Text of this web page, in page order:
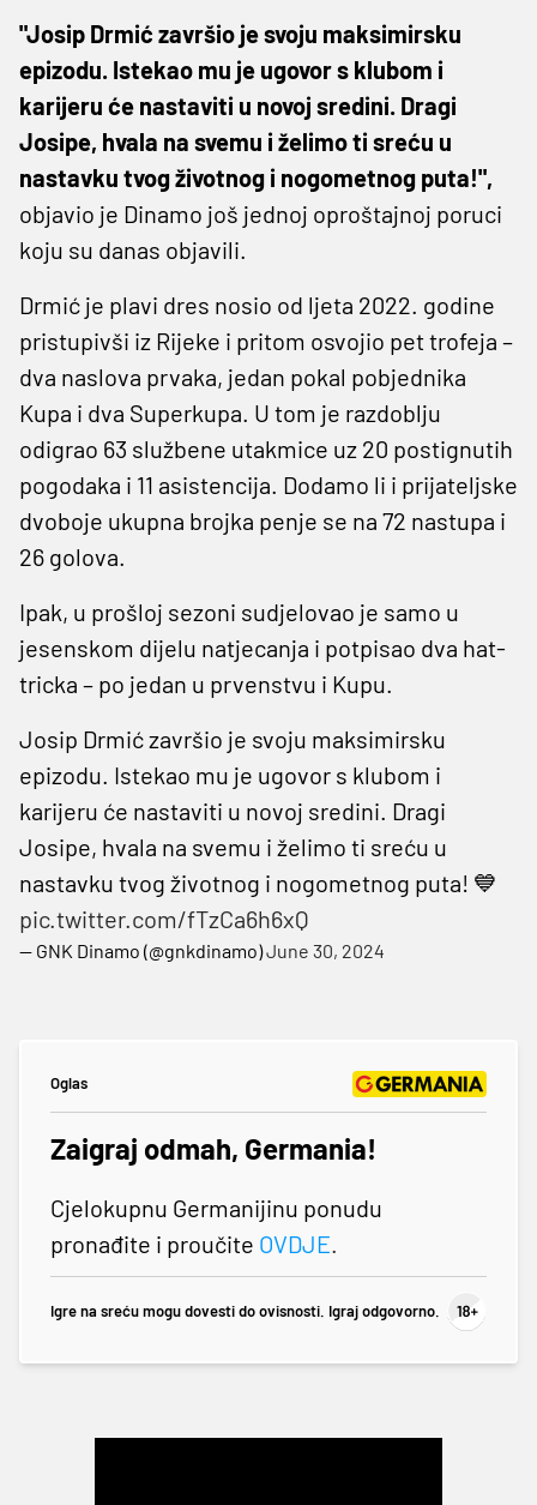
"Josip Drmić završio je svoju maksimirsku
epizodu. Istekao mu je ugovor s klubom i
karijeru će nastaviti u novoj sredini. Dragi
Josipe, hvala na svemu i želimo ti sreću u
nastavku tvog životnog i nogometnog puta!",
objavio je Dinamo još jednoj oproštajnoj poruci
koju su danas objavili.
Drmić je plavi dres nosio od ljeta 2022. godine
pristupivši iz Rijeke i pritom osvojio pet trofeja –
dva naslova prvaka, jedan pokal pobjednika
Kupa i dva Superkupa. U tom je razdoblju
odigrao 63 službene utakmice uz 20 postignutih
pogodaka i 11 asistencija. Dodamo li i prijateljske
dvoboje ukupna brojka penje se na 72 nastupa i
26 golova.
Ipak, u prošloj sezoni sudjelovao je samo u
jesenskom dijelu natjecanja i potpisao dva hat-
tricka – po jedan u prvenstvu i Kupu.
Josip Drmić završio je svoju maksimirsku
epizodu. Istekao mu je ugovor s klubom i
karijeru će nastaviti u novoj sredini. Dragi
Josipe, hvala na svemu i želimo ti sreću u
nastavku tvog životnog i nogometnog puta! 💙
pic.twitter.com/fTzCa6h6xQ
— GNK Dinamo (@gnkdinamo)June 30, 2024
Oglas
Zaigraj odmah, Germania!
Cjelokupnu Germanijinu ponudu
pronađite i proučite OVDJE.
Igre na sreću mogu dovesti do ovisnosti. Igraj odgovorno.